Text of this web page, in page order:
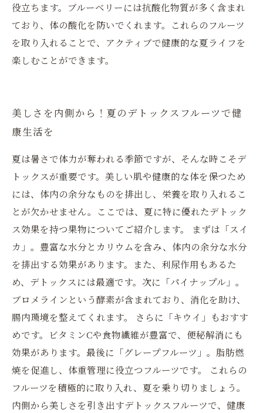
役立ちます。ブルーベリーには抗酸化物質が多く含まれ
ており、体の酸化を防いでくれます。これらのフルーツ
を取り入れることで、アクティブで健康的な夏ライフを
楽しむことができます。
美しさを内側から！夏のデトックスフルーツで健
康生活を
夏は暑さで体力が奪われる季節ですが、そんな時こそデ
トックスが重要です。美しい肌や健康的な体を保つため
には、体内の余分なものを排出し、栄養を取り入れるこ
とが欠かせません。ここでは、夏に特に優れたデトック
ス効果を持つ果物についてご紹介します。 まずは「スイ
カ」。豊富な水分とカリウムを含み、体内の余分な水分
を排出する効果があります。また、利尿作用もあるた
め、デトックスには最適です。次に「パイナップル」。
ブロメラインという酵素が含まれており、消化を助け、
腸内環境を整えてくれます。 さらに「キウイ」もおすす
めです。ビタミンCや食物繊維が豊富で、便秘解消にも
効果があります。最後に「グレープフルーツ」。脂肪燃
焼を促進し、体重管理に役立つフルーツです。 これらの
フルーツを積極的に取り入れ、夏を乗り切りましょう。
内側から美しさを引き出すデトックスフルーツで、健康